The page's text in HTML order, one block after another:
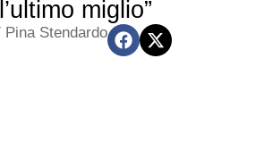
miglio”
Pina Stendardo